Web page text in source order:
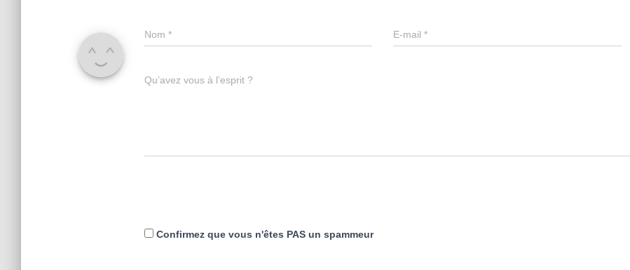
Nom * E-mail*
Qu’avez vous à l’esprit ?
Confirmez que vous n'êtes PAS un spammeur